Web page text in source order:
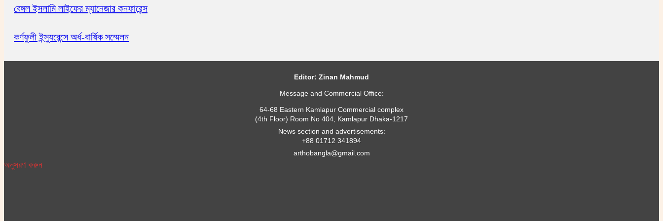
বেঙ্গল ইসলামি লাইফের ম্যানেজার কনফারেন্স
কর্ণফুলী ইন্স্যুরেন্সে অর্ধ-বার্ষিক সম্মেলন
Editor: Zinan Mahmud
Message and Commercial Office:
64-68 Eastern Kamlapur Commercial complex
(4th Floor) Room No 404, Kamlapur Dhaka-1217
News section and advertisements:
+88 01712 341894
arthobangla@gmail.com
অনুসরণ করুন